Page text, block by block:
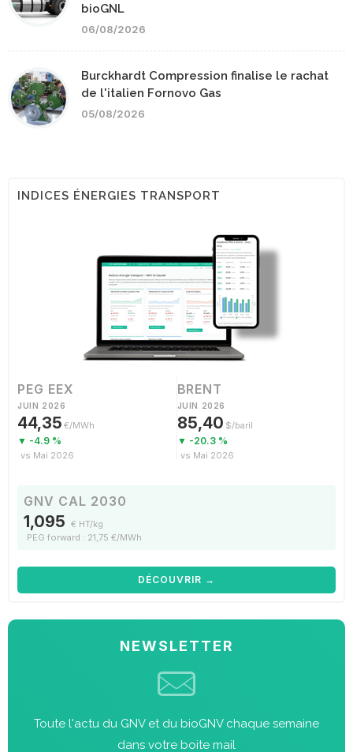
bioGNL
06/08/2026
Burckhardt Compression finalise le rachat
de l'italien Fornovo Gas
05/08/2026
INDICES ÉNERGIES TRANSPORT
PEG EEX
JUIN 2026
44,35 €/MWh
▼ -4.9 %
vs Mai 2026
BRENT
JUIN 2026
85,40 $/baril
▼ -20.3 %
vs Mai 2026
GNV CAL 2030
1,095 € HT/kg
PEG forward : 21,75 €/MWh
DÉCOUVRIR →
NEWSLETTER
Toute l'actu du GNV et du bioGNV chaque semaine
dans votre boite mail